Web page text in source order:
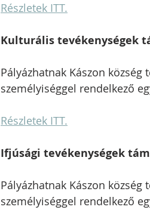
Részletek ITT.
Kulturális tevékenységek
Pályázhatnak Kászon
személyiséggel rendelkező
Részletek ITT.
Ifjúsági tevékenységek
Pályázhatnak Kászon
személyiséggel rendelkező